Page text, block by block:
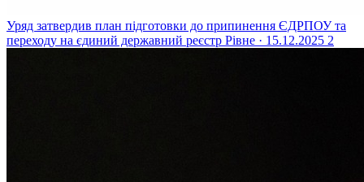
Уряд затвердив план підготовки до припинення ЄДРПОУ та
переходу на єдиний державний реєстр Рівне · 15.12.2025 2